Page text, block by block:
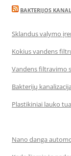
BAKTERIJOS
Sklandus valymo
Kokius vandens
Vandens filtravimo
Bakterijų
Plastikiniai lauko
Nano danga